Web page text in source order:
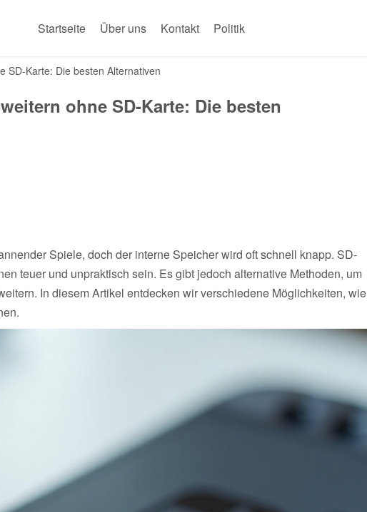
Startseite Über uns Kontakt Politik
SD-Karte: Die besten Alternativen
ohne SD-Karte: Die besten
Spiele, doch der interne Speicher wird oft schnell knapp. SD-
teuer und unpraktisch sein. Es gibt jedoch alternative Methoden, um
In diesem Artikel entdecken wir verschiedene Möglichkeiten, wie